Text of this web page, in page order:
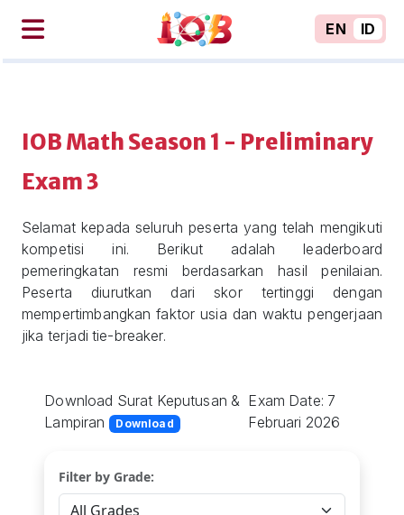
IOB Math Season 1 - Preliminary
Exam 3
Selamat kepada seluruh peserta yang telah mengikuti
kompetisi ini. Berikut adalah leaderboard
pemeringkatan resmi berdasarkan hasil penilaian.
Peserta diurutkan dari skor tertinggi dengan
mempertimbangkan faktor usia dan waktu pengerjaan
jika terjadi tie-breaker.
Download Surat Keputusan &
Lampiran
Download
Exam Date: 7
Februari 2026
Filter by Grade:
EN ID